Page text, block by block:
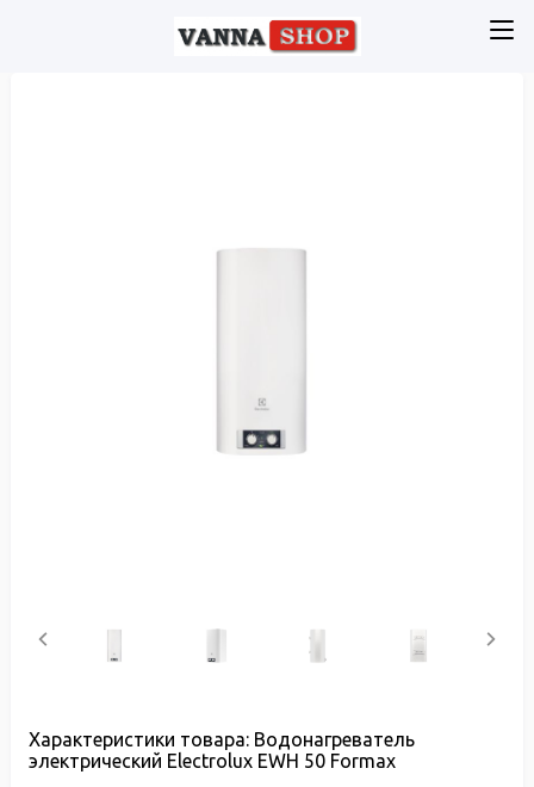
Характеристики товара: Водонагреватель
электрический Electrolux EWH 50 Formax